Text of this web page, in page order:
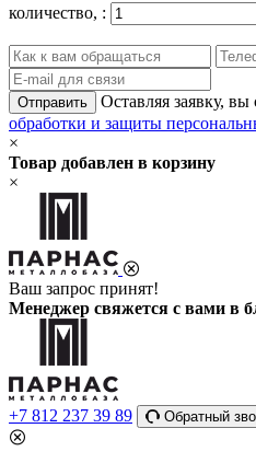
количество, :
Отправить Оставляя заявку, вы
обработки и защиты
×
Товар добавлен в корзину
×
Ваш запрос принят!
Менеджер свяжется с вами в
+7 812 237 39 89 Обратный